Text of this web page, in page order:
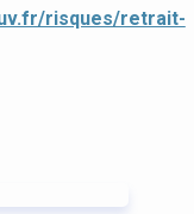
risques/retrait-